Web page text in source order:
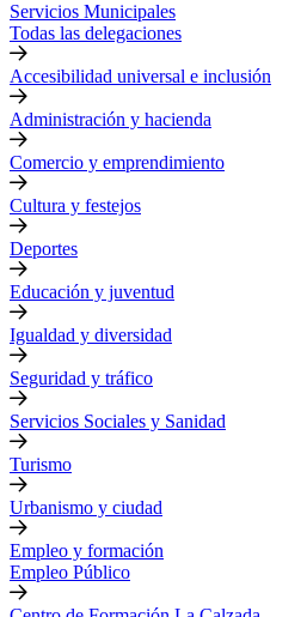
Servicios Municipales
Todas las delegaciones
Accesibilidad universal e inclusión
Administración y hacienda
Comercio y emprendimiento
Cultura y festejos
Deportes
Educación y juventud
Igualdad y diversidad
Seguridad y tráfico
Servicios Sociales y Sanidad
Turismo
Urbanismo y ciudad
Empleo y formación
Empleo Público